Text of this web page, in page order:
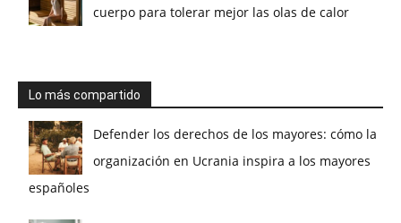
cuerpo para tolerar mejor las olas de calor
Lo más compartido
Defender los derechos de los mayores: cómo la
organización en Ucrania inspira a los mayores
españoles